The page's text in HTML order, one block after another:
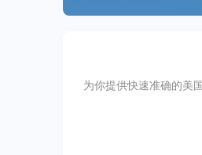
为你提供快速准确的美